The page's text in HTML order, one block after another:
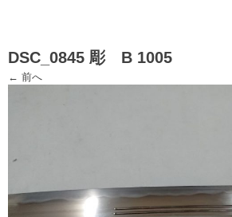
DSC_0845 彫 B 1005
← 前へ